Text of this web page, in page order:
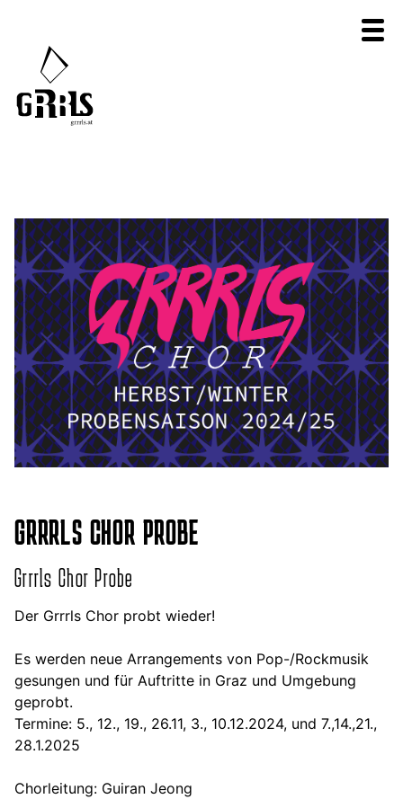
GRRRLS CHOR PROBE
Grrrls Chor Probe
Der Grrrls Chor probt wieder!
Es werden neue Arrangements von Pop-/Rockmusik
gesungen und für Auftritte in Graz und Umgebung
geprobt.
Termine: 5., 12., 19., 26.11, 3., 10.12.2024, und 7.,14.,21.,
28.1.2025
Chorleitung: Guiran Jeong